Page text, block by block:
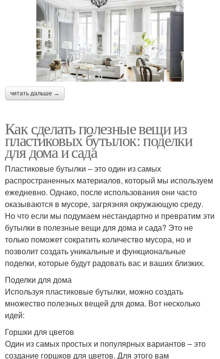
читать дальше →
Как сделать полезные вещи из
пластиковых бутылок: поделки
для дома и сада
Пластиковые бутылки – это один из самых
распространенных материалов, который мы используем
ежедневно. Однако, после использования они часто
оказываются в мусоре, загрязняя окружающую среду.
Но что если мы подумаем нестандартно и превратим эти
бутылки в полезные вещи для дома и сада? Это не
только поможет сократить количество мусора, но и
позволит создать уникальные и функциональные
поделки, которые будут радовать вас и ваших близких.
Поделки для дома
Используя пластиковые бутылки, можно создать
множество полезных вещей для дома. Вот несколько
идей:
Горшки для цветов
Один из самых простых и популярных вариантов – это
создание горшков для цветов. Для этого вам